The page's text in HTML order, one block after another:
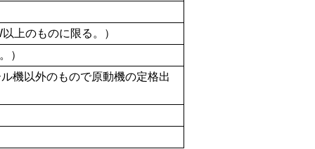
上のものに限る。）
）
機以外のもので原動機の定格出